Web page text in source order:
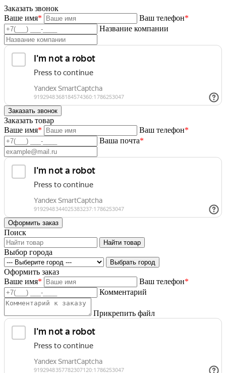
Заказать звонок
Ваше имя* Ваш телефон*
Название компании
Заказать товар
Ваше имя* Ваш телефон*
Ваша почта*
Поиск
Выбор города
Оформить заказ
Ваше имя* Ваш телефон*
Комментарий
Прикрепить файл